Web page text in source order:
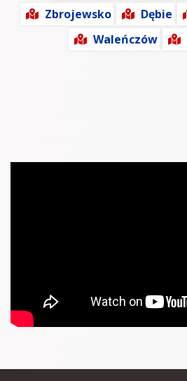
Zbrojewsko
Dębie
Waleńczów